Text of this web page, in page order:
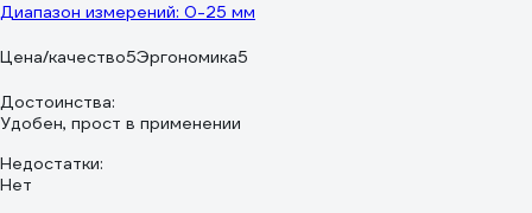
Диапазон измерений: 0-25 мм
Цена/качество5Эргономика5
Достоинства:
Удобен, прост в применении
Недостатки:
Нет